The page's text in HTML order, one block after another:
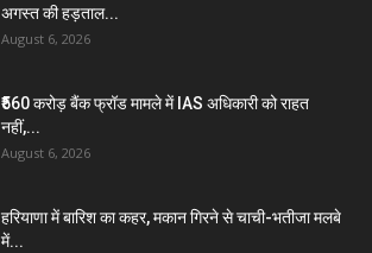
अगस्त की हड़ताल...
August 6, 2026
₹560 करोड़ बैंक फ्रॉड मामले में IAS अधिकारी को राहत
नहीं,...
August 6, 2026
हरियाणा में बारिश का कहर, मकान गिरने से चाची-भतीजा मलबे
में...